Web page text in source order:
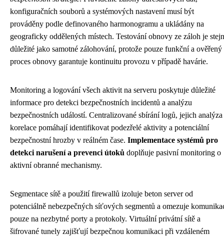
konfiguračních souborů a systémových nastavení musí být
prováděny podle definovaného harmonogramu a ukládány na
geograficky oddělených místech. Testování obnovy ze záloh je
důležité jako samotné zálohování, protože pouze funkční a ověřený
proces obnovy garantuje kontinuitu provozu v případě havárie.
Monitoring a logování všech aktivit na serveru poskytuje důležité
informace pro detekci bezpečnostních incidentů a analýzu
bezpečnostních událostí. Centralizované sbírání logů, jejich analýza
korelace pomáhají identifikovat podezřelé aktivity a potenciální
bezpečnostní hrozby v reálném čase. Implementace systémů pro
detekci narušení a prevenci útoků doplňuje pasivní monitoring o
aktivní obranné mechanismy.
Segmentace sítě a použití firewallů izoluje beton server od
potenciálně nebezpečných síťových segmentů a omezuje
pouze na nezbytné porty a protokoly. Virtuální privátní sítě a
šifrované tunely zajišťují bezpečnou komunikaci při vzdáleném